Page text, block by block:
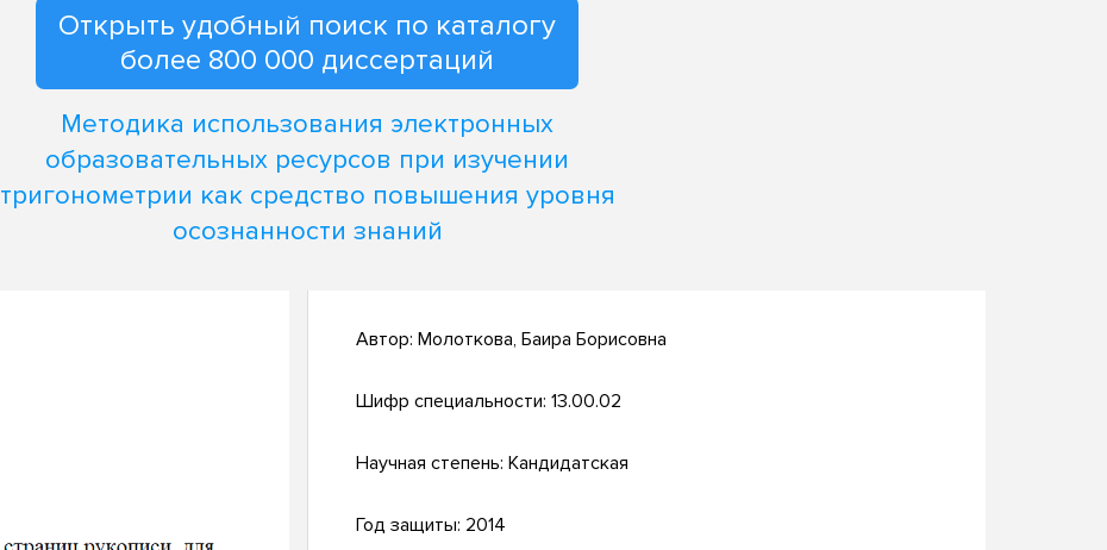
Открыть удобный поиск по каталогу
более 800 000 диссертаций
Методика использования электронных
образовательных ресурсов при изучении
тригонометрии как средство повышения уровня
осознанности знаний
Автор: Молоткова, Баира Борисовна
Шифр специальности: 13.00.02
Научная степень: Кандидатская
Год защиты: 2014